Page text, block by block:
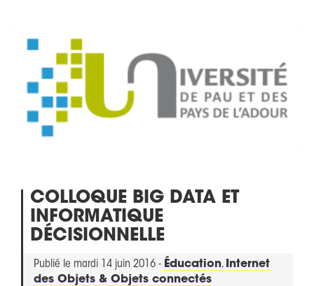
COLLOQUE BIG DATA ET
INFORMATIQUE
DÉCISIONNELLE
Publié le mardi 14 juin 2016 - Éducation, Internet
des Objets & Objets connectés